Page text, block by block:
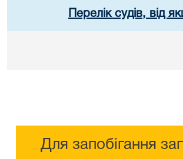
Перелік судів, від
Для запобігання